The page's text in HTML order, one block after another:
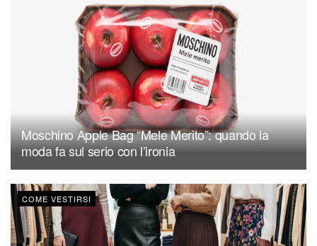
Moschino Apple Bag “Mele Merito”: quando la
moda fa sul serio con l’ironia
COME VESTIRSI